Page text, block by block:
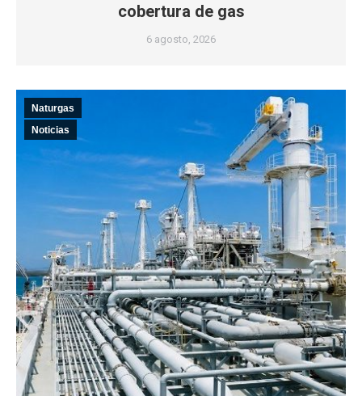
cobertura de gas
6 agosto, 2026
Naturgas
Noticias